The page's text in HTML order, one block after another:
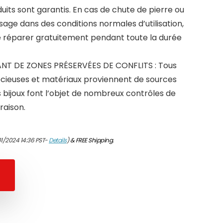
sont garantis. En cas de chute de pierre ou
dans des conditions normales d’utilisation,
réparer gratuitement pendant toute la durée
DE ZONES PRÉSERVÉES DE CONFLITS : Tous
et matériaux proviennent de sources
font l’objet de nombreux contrôles de
2024 14:36 PST-Details)&FREE Shipping.